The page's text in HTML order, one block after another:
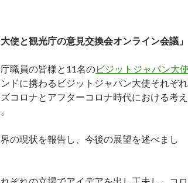
使と観光庁の意見交換会オンライン会議」
職員の皆様と11名のビジットジャパン大使
ドに携わるビジットジャパン大使それぞれ
コロナとアフターコロナ時代における考え
の現状を報告し、今後の展望を述べまし